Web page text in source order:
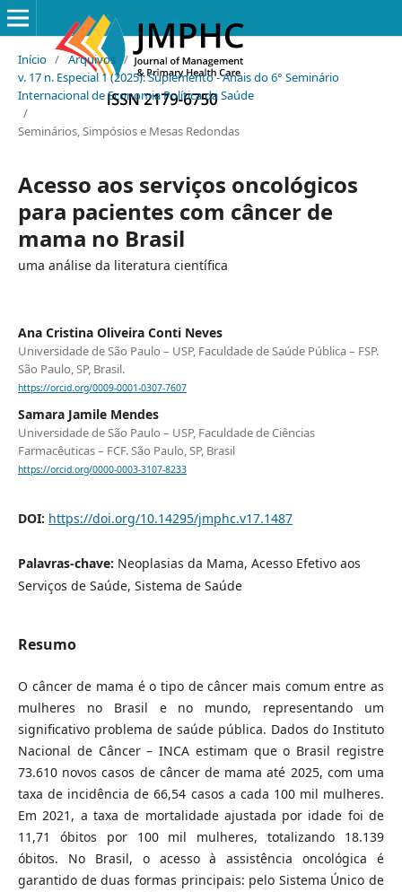
Início / Arquivos /
v. 17 n. Especial 1 (2025): Suplemento - Anais do 6° Seminário
Internacional de Economia Política da Saúde
/
Seminários, Simpósios e Mesas Redondas
Acesso aos serviços oncológicos
para pacientes com câncer de
mama no Brasil
uma análise da literatura científica
Ana Cristina Oliveira Conti Neves
Universidade de São Paulo – USP, Faculdade de Saúde Pública – FSP.
São Paulo, SP, Brasil.
https://orcid.org/0009-0001-0307-7607
Samara Jamile Mendes
Universidade de São Paulo – USP, Faculdade de Ciências
Farmacêuticas – FCF. São Paulo, SP, Brasil
https://orcid.org/0000-0003-3107-8233
DOI: https://doi.org/10.14295/jmphc.v17.1487
Palavras-chave: Neoplasias da Mama, Acesso Efetivo aos
Serviços de Saúde, Sistema de Saúde
Resumo
O câncer de mama é o tipo de câncer mais comum entre as
mulheres no Brasil e no mundo, representando um
significativo problema de saúde pública. Dados do Instituto
Nacional de Câncer – INCA estimam que o Brasil registre
73.610 novos casos de câncer de mama até 2025, com uma
taxa de incidência de 66,54 casos a cada 100 mil mulheres.
Em 2021, a taxa de mortalidade ajustada por idade foi de
11,71 óbitos por 100 mil mulheres, totalizando 18.139
óbitos. No Brasil, o acesso à assistência oncológica é
garantido de duas formas principais: pelo Sistema Único de